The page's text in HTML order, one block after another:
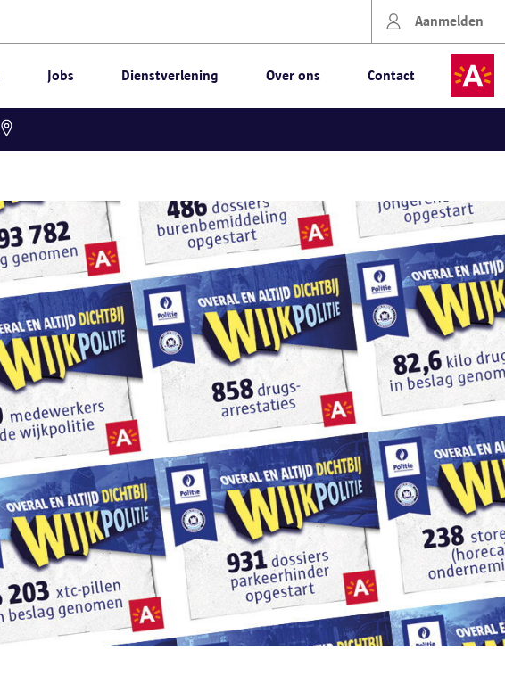
Aanmelden
Jobs Dienstverlening Over ons Contact